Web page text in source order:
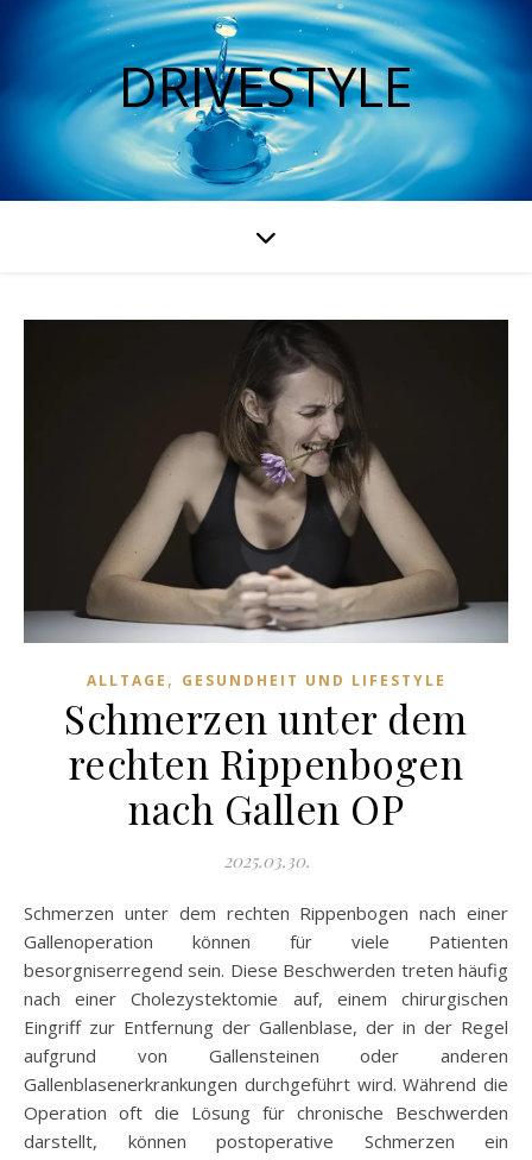
DRIVESTYLE
ALLTAGE , GESUNDHEIT UND LIFESTYLE
Schmerzen unter dem
rechten Rippenbogen
nach Gallen OP
2025.03.30.
Schmerzen unter dem rechten Rippenbogen nach einer
Gallenoperation können für viele Patienten
besorgniserregend sein. Diese Beschwerden treten häufig
nach einer Cholezystektomie auf, einem chirurgischen
Eingriff zur Entfernung der Gallenblase, der in der Regel
aufgrund von Gallensteinen oder anderen
Gallenblasenerkrankungen durchgeführt wird. Während die
Operation oft die Lösung für chronische Beschwerden
darstellt, können postoperative Schmerzen ein